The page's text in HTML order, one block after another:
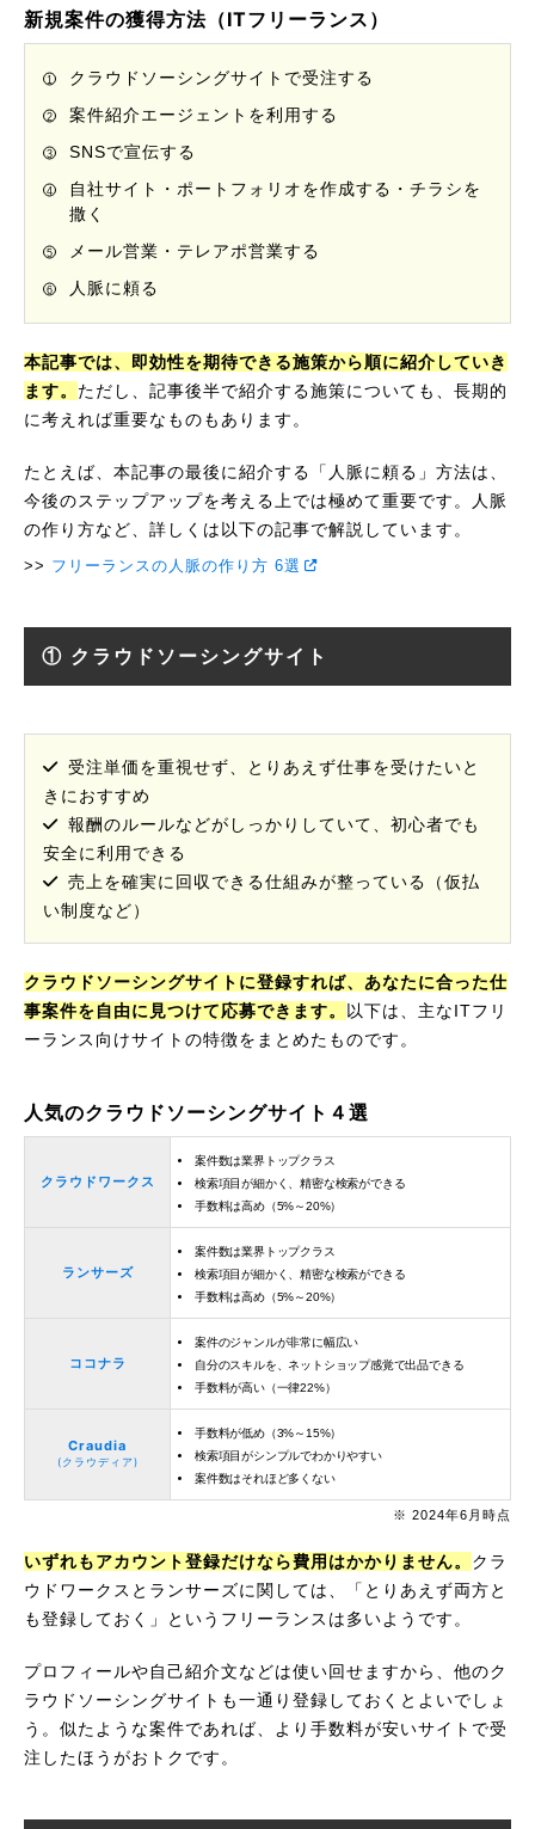
新規案件の獲得方法（ITフリーランス）
クラウドソーシングサイトで受注する
案件紹介エージェントを利用する
SNSで宣伝する
自社サイト・ポートフォリオを作成する・チラシを
撒く
メール営業・テレアポ営業する
人脈に頼る
本記事では、即効性を期待できる施策から順に紹介していき
ます。 ただし、記事後半で紹介する施策についても、長期的
に考えれば重要なものもあります。
たとえば、本記事の最後に紹介する「人脈に頼る」方法は、
今後のステップアップを考える上では極めて重要です。人脈
の作り方など、詳しくは以下の記事で解説しています。
フリーランスの人脈の作り方 6選
① クラウドソーシングサイト
受注単価を重視せず、とりあえず仕事を受けたいと
きにおすすめ
報酬のルールなどがしっかりしていて、初心者でも
安全に利用できる
売上を確実に回収できる仕組みが整っている（仮払
い制度など）
クラウドソーシングサイトに登録すれば、あなたに合った仕
事案件を自由に見つけて応募できます。
以下は、主なITフリ
ーランス向けサイトの特徴をまとめたものです。
人気のクラウドソーシングサイト４選
クラウドワークス
案件数は業界トップクラス
検索項目が細かく、精密な検索ができる
手数料は高め（5%～20%）
ランサーズ
案件数は業界トップクラス
検索項目が細かく、精密な検索ができる
手数料は高め（5%～20%）
ココナラ
案件のジャンルが非常に幅広い
自分のスキルを、ネットショップ感覚で出品できる
手数料が高い（一律22%）
Craudia
(クラウディア)
手数料が低め（3%～15%）
検索項目がシンプルでわかりやすい
案件数はそれほど多くない
※ 2024年6月時点
いずれもアカウント登録だけなら費用はかかりません。 クラ
ウドワークスとランサーズに関しては、「とりあえず両方と
も登録しておく」というフリーランスは多いようです。
プロフィールや自己紹介文などは使い回せますから、他のク
ラウドソーシングサイトも一通り登録しておくとよいでしょ
う。似たような案件であれば、より手数料が安いサイトで受
注したほうがおトクです。